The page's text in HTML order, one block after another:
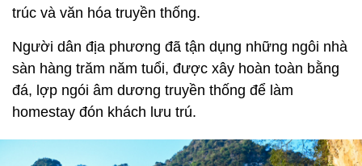
trúc và văn hóa truyền thống.
Người dân địa phương đã tận dụng những ngôi nhà
sàn hàng trăm năm tuổi, được xây hoàn toàn bằng
đá, lợp ngói âm dương truyền thống để làm
homestay đón khách lưu trú.